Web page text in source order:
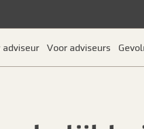
adviseur Voor adviseurs